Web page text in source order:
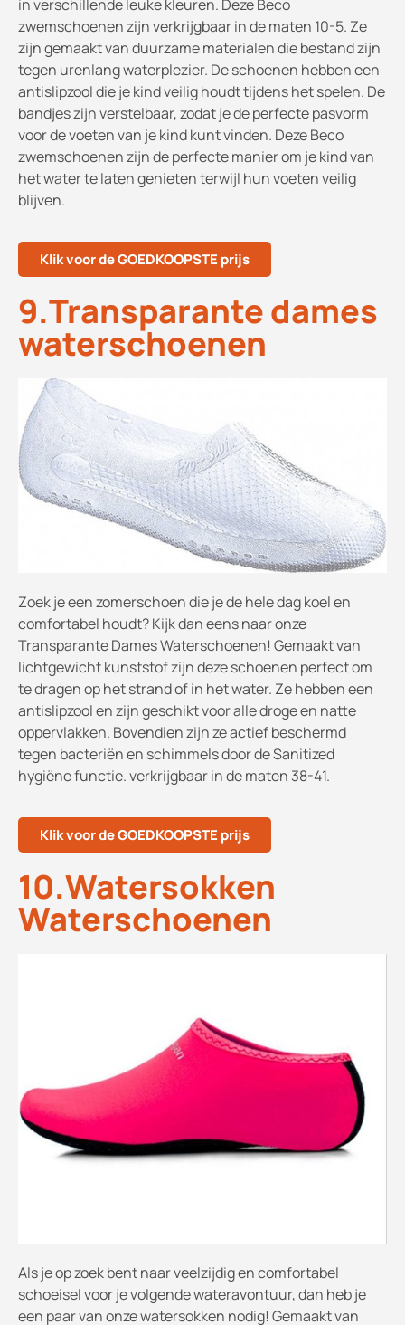
in verschillende leuke kleuren. Deze Beco
zwemschoenen zijn verkrijgbaar in de maten 10-5. Ze
zijn gemaakt van duurzame materialen die bestand zijn
tegen urenlang waterplezier. De schoenen hebben een
antislipzool die je kind veilig houdt tijdens het spelen. De
bandjes zijn verstelbaar, zodat je de perfecte pasvorm
voor de voeten van je kind kunt vinden. Deze Beco
zwemschoenen zijn de perfecte manier om je kind van
het water te laten genieten terwijl hun voeten veilig
blijven.
Klik voor de GOEDKOOPSTE prijs
9.Transparante dames
waterschoenen
Zoek je een zomerschoen die je de hele dag koel en
comfortabel houdt? Kijk dan eens naar onze
Transparante Dames Waterschoenen! Gemaakt van
lichtgewicht kunststof zijn deze schoenen perfect om
te dragen op het strand of in het water. Ze hebben een
antislipzool en zijn geschikt voor alle droge en natte
oppervlakken. Bovendien zijn ze actief beschermd
tegen bacteriën en schimmels door de Sanitized
hygiëne functie. verkrijgbaar in de maten 38-41.
Klik voor de GOEDKOOPSTE prijs
10.Watersokken
Waterschoenen
Als je op zoek bent naar veelzijdig en comfortabel
schoeisel voor je volgende wateravontuur, dan heb je
een paar van onze watersokken nodig! Gemaakt van